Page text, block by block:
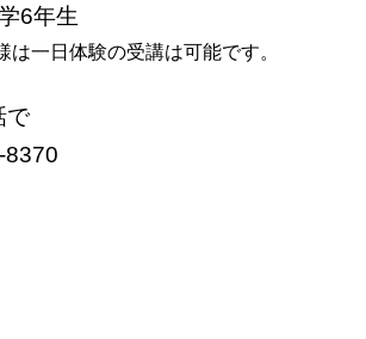
6年生
一日体験の受講は可能です。
で